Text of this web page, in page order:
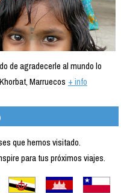
de agradecerle al mundo lo
Marruecos + info
que hemos visitado.
para tus próximos viajes.